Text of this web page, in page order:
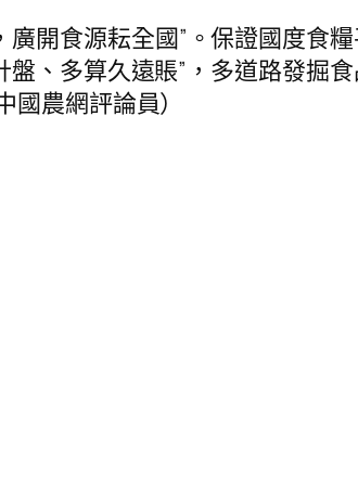
廣開食源耘全國”。保證國度食
、多算久遠賬”，多道路發掘
國農網評論員）